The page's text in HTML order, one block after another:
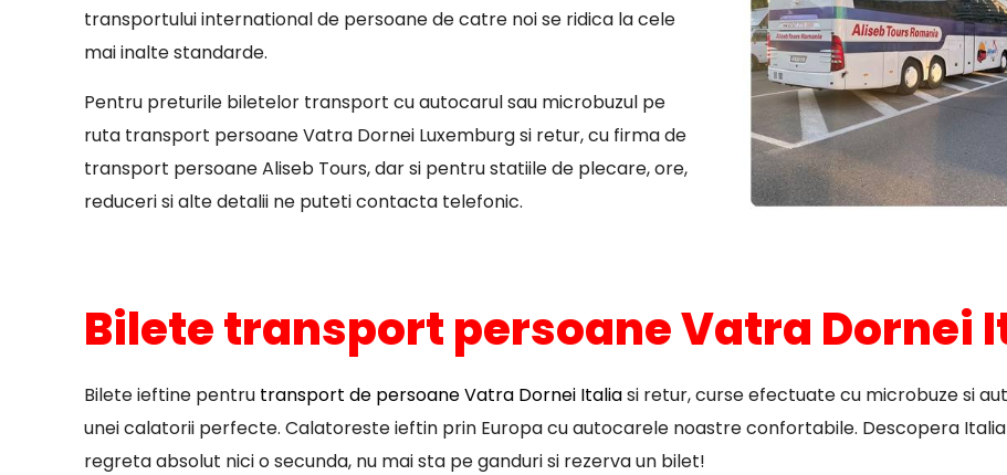
transportului international de persoane de catre noi se ridica la cele
mai inalte standarde.
Pentru preturile biletelor transport cu autocarul sau microbuzul pe
ruta transport persoane Vatra Dornei Luxemburg si retur, cu firma de
transport persoane Aliseb Tours, dar si pentru statiile de plecare, ore,
reduceri si alte detalii ne puteti contacta telefonic.
Bilete transport persoane Vatra Dornei
Bilete ieftine pentru transport de persoane Vatra Dornei Italiasi retur, curse efectuate cu microbuze si
unei calatorii perfecte. Calatoreste ieftin prin Europa cu autocarele noastre confortabile. Descopera
regreta absolut nici o secunda, nu mai sta pe ganduri si rezerva un bilet!